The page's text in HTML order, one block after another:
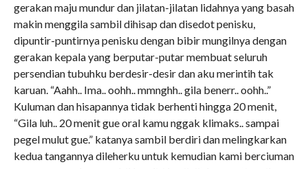
gerakan maju mundur dan jilatan-jilatan lidahnya yang basah
makin menggila sambil dihisap dan disedot penisku,
dipuntir-puntirnya penisku dengan bibir mungilnya dengan
gerakan kepala yang berputar-putar membuat seluruh
persendian tubuhku berdesir-desir dan aku merintih tak
karuan. “Aahh.. Ima.. oohh.. mmnghh.. gila benerr.. oohh..”
Kuluman dan hisapannya tidak berhenti hingga 20 menit,
“Gila luh.. 20 menit gue oral kamu nggak klimaks.. sampai
pegel mulut gue.” katanya sambil berdiri dan melingkarkan
kedua tangannya dileherku untuk kemudian kami berciuman